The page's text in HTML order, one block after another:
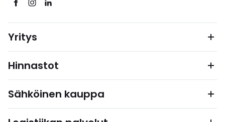
Yritys
Hinnastot
Sähköinen kauppa